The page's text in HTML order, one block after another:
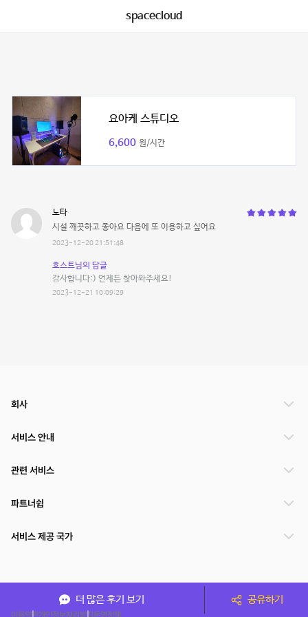
spacecloud
요아케 스튜디오
6,600 원/시간
노타
시설 깨끗하고 좋아요 다음에 또 이용하고 싶어요
2023-12-20 21:51:48
호스트님의 답글
감사합니다:) 언제든 찾아와주세요!
2023-12-21 10:09:29
더 많은 후기 보기 공유하기
회사
서비스 안내
관련 서비스
파트너쉽
서비스 제공 국가
이용약관개인정보처리방침운영정책